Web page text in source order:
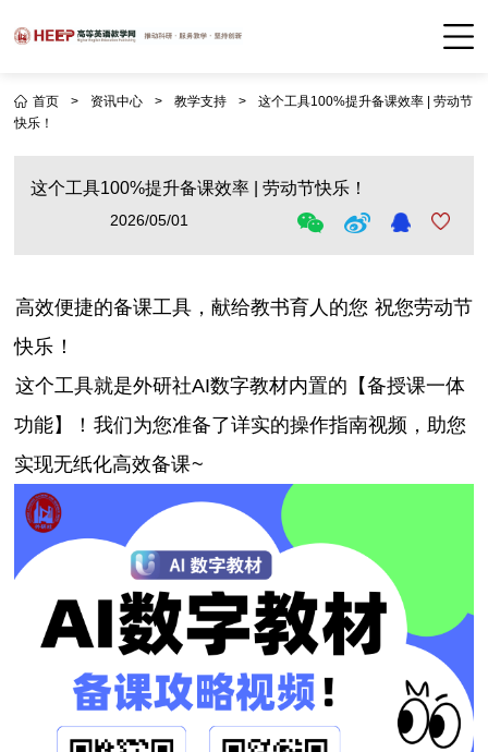
首页 > 资讯中心 > 教学支持 >
这个工具100%提升备课效率 | 劳动节
快乐！
这个工具100%提升备课效率 | 劳动节快乐！
2026/05/01
高效便捷的备课工具，献给教书育人的您 祝您劳动节
快乐 ！
这个工具就是外研社AI数字教材内置的【备授课一体
功能】！ 我们为您准备了详实的操作指南视频，助您
实现无纸化高效备课~